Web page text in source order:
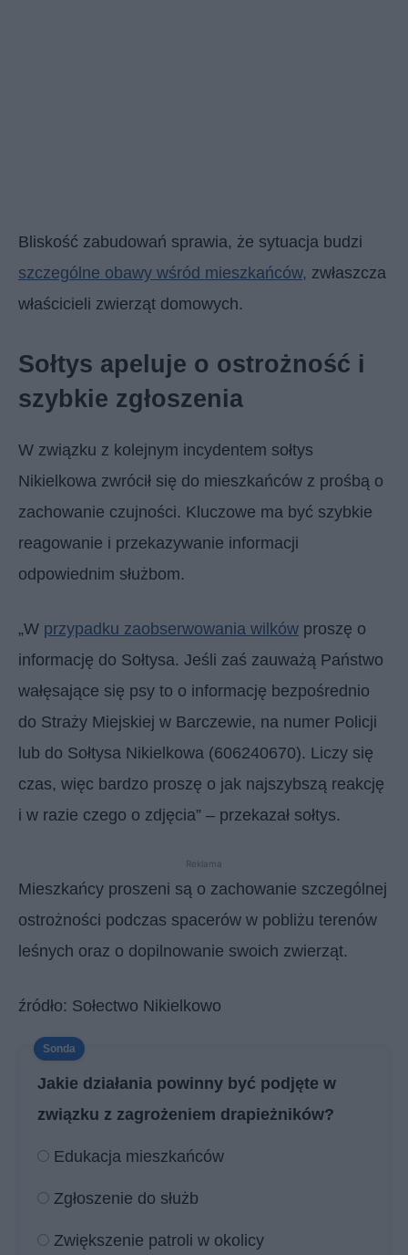
Bliskość zabudowań sprawia, że sytuacja budzi
szczególne obawy wśród mieszkańców, zwłaszcza
właścicieli zwierząt domowych.
Sołtys apeluje o ostrożność i
szybkie zgłoszenia
W związku z kolejnym incydentem sołtys
Nikielkowa zwrócił się do mieszkańców z prośbą o
zachowanie czujności. Kluczowe ma być szybkie
reagowanie i przekazywanie informacji
odpowiednim służbom.
„W przypadku zaobserwowania wilków proszę o
informację do Sołtysa. Jeśli zaś zauważą Państwo
wałęsające się psy to o informację bezpośrednio
do Straży Miejskiej w Barczewie, na numer Policji
lub do Sołtysa Nikielkowa (606240670). Liczy się
czas, więc bardzo proszę o jak najszybszą reakcję
i w razie czego o zdjęcia” – przekazał sołtys.
Reklama
Mieszkańcy proszeni są o zachowanie szczególnej
ostrożności podczas spacerów w pobliżu terenów
leśnych oraz o dopilnowanie swoich zwierząt.
źródło: Sołectwo Nikielkowo
Jakie działania powinny być podjęte w
związku z zagrożeniem drapieżników?
Edukacja mieszkańców
Zgłoszenie do służb
Zwiększenie patroli w okolicy